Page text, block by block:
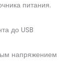
питания.
до USB
напряжением